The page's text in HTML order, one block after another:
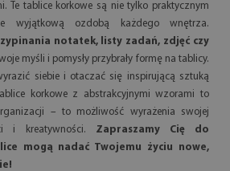
Te tablice korkowe są nie tylko praktycznym
wyjątkową ozdobą każdego wnętrza.
notatek, listy zadań, zdjęć czy
myśli i pomysły przybrały formę na tablicy.
siebie i otaczać się inspirującą sztuką
korkowe z abstrakcyjnymi wzorami to
– to możliwość wyrażenia swojej
i kreatywności.
Zapraszamy Cię do
mogą nadać Twojemu życiu nowe,